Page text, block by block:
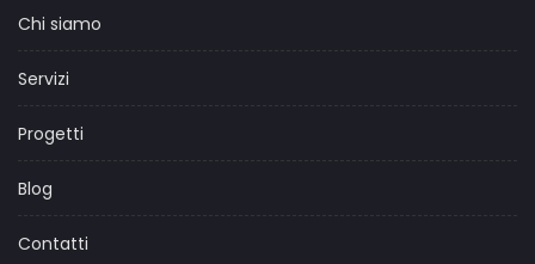
Chi siamo
Servizi
Progetti
Blog
Contatti